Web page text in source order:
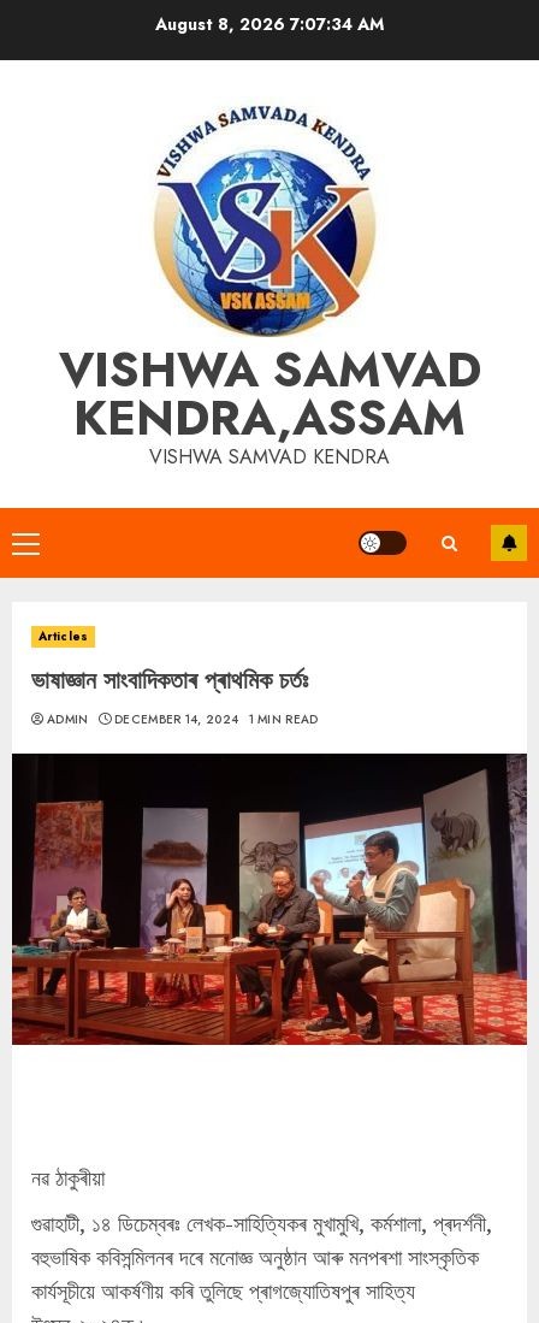
August 8, 2026 7:07:34 AM
VISHWA SAMVAD
KENDRA,ASSAM
VISHWA SAMVAD KENDRA
Primary
Menu
Articles
ভাষাজ্ঞান সাংবাদিকতাৰ প্ৰাথমিক চৰ্তঃ
ADMIN DECEMBER 14, 2024 1 MIN READ
নৱ ঠাকুৰীয়া
গুৱাহাটী, ১৪ ডিচেম্বৰঃ লেখক-সাহিত্যিকৰ মুখামুখি, কৰ্মশালা, প্ৰদৰ্শনী,
বহুভাষিক কবিসন্মিলনৰ দৰে মনোজ্ঞ অনুষ্ঠান আৰু মনপৰশা সাংস্কৃতিক
কাৰ্যসূচীয়ে আকৰ্ষণীয় কৰি তুলিছে প্ৰাগজ্যোতিষপুৰ সাহিত্য